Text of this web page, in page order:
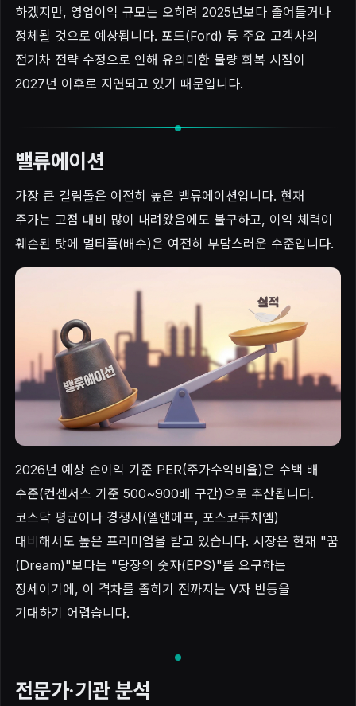
하겠지만, 영업이익 규모는 오히려 2025년보다 줄어들거나
정체될 것으로 예상됩니다. 포드(Ford) 등 주요 고객사의
전기차 전략 수정으로 인해 유의미한 물량 회복 시점이
2027년 이후로 지연되고 있기 때문입니다.
밸류에이션
가장 큰 걸림돌은 여전히 높은 밸류에이션입니다. 현재
주가는 고점 대비 많이 내려왔음에도 불구하고, 이익 체력이
훼손된 탓에 멀티플(배수)은 여전히 부담스러운 수준입니다.
2026년 예상 순이익 기준 PER(주가수익비율)은 수백 배
수준(컨센서스 기준 500~900배 구간)으로 추산됩니다.
코스닥 평균이나 경쟁사(엘앤에프, 포스코퓨처엠)
대비해서도 높은 프리미엄을 받고 있습니다. 시장은 현재 "꿈
(Dream)"보다는 "당장의 숫자(EPS)"를 요구하는
장세이기에, 이 격차를 좁히기 전까지는 V자 반등을
기대하기 어렵습니다.
전문가·기관 분석